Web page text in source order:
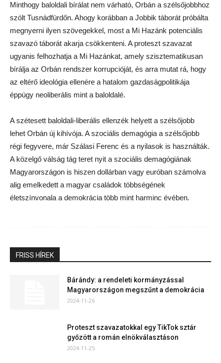
Minthogy baloldali bírálat nem várható, Orbán a szélsőjobbhoz
szólt Tusnádfürdőn. Ahogy korábban a Jobbik táborát próbálta
megnyerni ilyen szövegekkel, most a Mi Hazánk potenciális
szavazó táborát akarja csökkenteni. A proteszt szavazat
ugyanis felhozhatja a Mi Hazánkat, amely szisztematikusan
bírálja az Orbán rendszer korrupcióját, és arra mutat rá, hogy
az eltérő ideológia ellenére a hatalom gazdaságpolitikája
éppúgy neoliberális mint a baloldalé.
A szétesett baloldali-liberális ellenzék helyett a szélsőjobb
lehet Orbán új kihívója. A szociális demagógia a szélsőjobb
régi fegyvere, már Szálasi Ferenc és a nyilasok is használták.
A közelgő válság tág teret nyit a szociális demagógiának
Magyarországon is hiszen dollárban vagy euróban számolva
alig emelkedett a magyar családok többségének
életszínvonala a demokrácia több mint harminc évében.
FRISS HÍREK
Bárándy: a rendeleti kormányzással
Magyarországon megszűnt a demokrácia
2024-11-26
Proteszt szavazatokkal egy TikTok sztár
győzött a román elnökválasztáson
2024-11-25